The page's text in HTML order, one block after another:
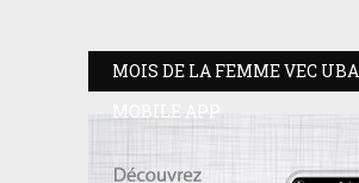
MOIS DE LA FEMME VEC UBA
MOBILE APP